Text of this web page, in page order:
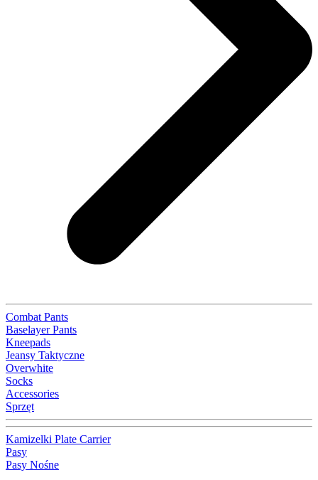
Combat Pants
Baselayer Pants
Kneepads
Jeansy Taktyczne
Overwhite
Socks
Accessories
Sprzęt
Kamizelki Plate Carrier
Pasy
Pasy Nośne